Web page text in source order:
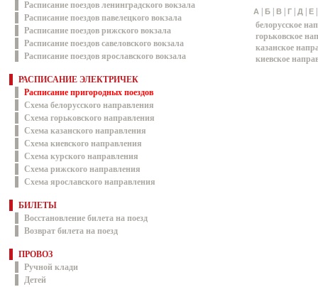
Расписание поездов ленинградского вокзала
Расписание поездов павелецкого вокзала
Расписание поездов рижского вокзала
Расписание поездов савеловского вокзала
Расписание поездов ярославского вокзала
РАСПИСАНИЕ ЭЛЕКТРИЧЕК
Расписание пригородных поездов
Схема белорусского направления
Схема горьковского направления
Схема казанского направления
Схема киевского направления
Схема курского направления
Схема рижского направления
Схема ярославского направления
БИЛЕТЫ
Восстановление билета на поезд
Возврат билета на поезд
ПРОВОЗ
Ручной клади
Детей
А Б В Г Д Е
белорусское
горьковское
казанское
киевское